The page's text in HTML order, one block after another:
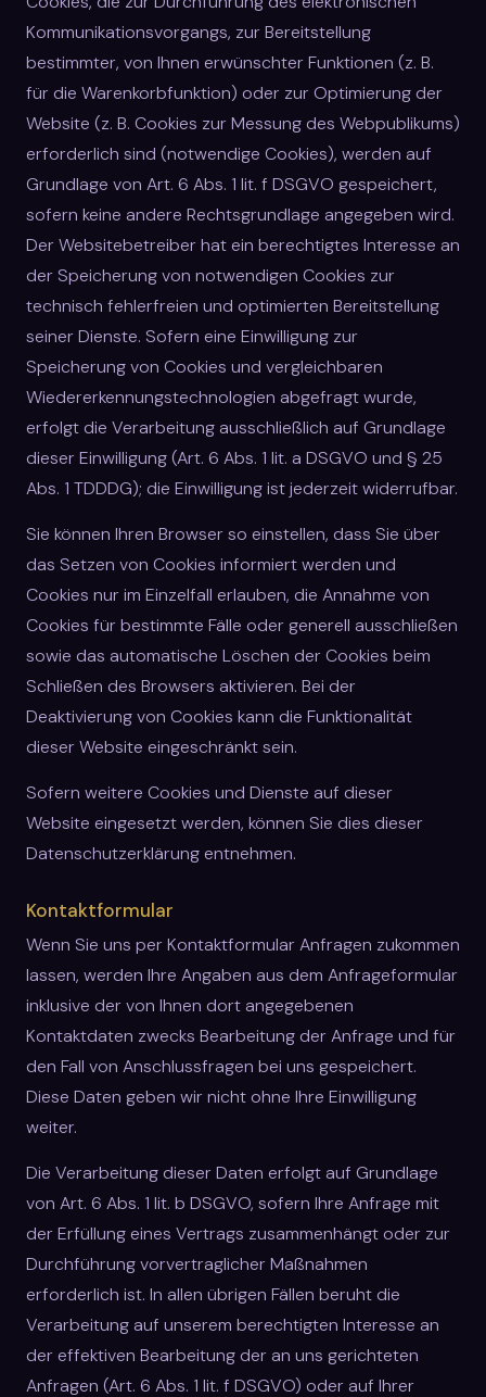
Kommunikationsvorgangs, zur Bereitstellung
bestimmter, von Ihnen erwünschter Funktionen (z. B.
für die Warenkorbfunktion) oder zur Optimierung der
Website (z. B. Cookies zur Messung des Webpublikums)
erforderlich sind (notwendige Cookies), werden auf
Grundlage von Art. 6 Abs. 1 lit. f DSGVO gespeichert,
sofern keine andere Rechtsgrundlage angegeben wird.
Der Websitebetreiber hat ein berechtigtes Interesse an
der Speicherung von notwendigen Cookies zur
technisch fehlerfreien und optimierten Bereitstellung
seiner Dienste. Sofern eine Einwilligung zur
Speicherung von Cookies und vergleichbaren
Wiedererkennungstechnologien abgefragt wurde,
erfolgt die Verarbeitung ausschließlich auf Grundlage
dieser Einwilligung (Art. 6 Abs. 1 lit. a DSGVO und § 25
Abs. 1 TDDDG); die Einwilligung ist jederzeit widerrufbar.
Sie können Ihren Browser so einstellen, dass Sie über
das Setzen von Cookies informiert werden und
Cookies nur im Einzelfall erlauben, die Annahme von
Cookies für bestimmte Fälle oder generell ausschließen
sowie das automatische Löschen der Cookies beim
Schließen des Browsers aktivieren. Bei der
Deaktivierung von Cookies kann die Funktionalität
dieser Website eingeschränkt sein.
Sofern weitere Cookies und Dienste auf dieser
Website eingesetzt werden, können Sie dies dieser
Datenschutzerklärung entnehmen.
Kontaktformular
Wenn Sie uns per Kontaktformular Anfragen zukommen
lassen, werden Ihre Angaben aus dem Anfrageformular
inklusive der von Ihnen dort angegebenen
Kontaktdaten zwecks Bearbeitung der Anfrage und für
den Fall von Anschlussfragen bei uns gespeichert.
Diese Daten geben wir nicht ohne Ihre Einwilligung
weiter.
Die Verarbeitung dieser Daten erfolgt auf Grundlage
von Art. 6 Abs. 1 lit. b DSGVO, sofern Ihre Anfrage mit
der Erfüllung eines Vertrags zusammenhängt oder zur
Durchführung vorvertraglicher Maßnahmen
erforderlich ist. In allen übrigen Fällen beruht die
Verarbeitung auf unserem berechtigten Interesse an
der effektiven Bearbeitung der an uns gerichteten
Anfragen (Art. 6 Abs. 1 lit. f DSGVO) oder auf Ihrer